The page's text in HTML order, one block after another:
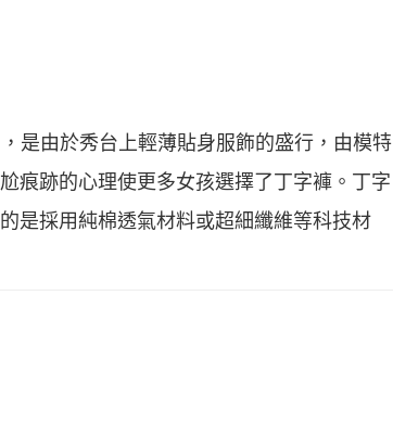
是由於秀台上輕薄貼身服飾的盛行，由模特
痕跡的心理使更多女孩選擇了丁字褲。丁字
是採用純棉透氣材料或超細纖維等科技材